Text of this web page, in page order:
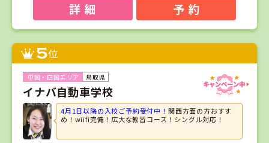
詳 細 予 約
5位
鳥取県
イナバ自動車学校
4月1日以降の入校ご予約受付中！ 関西方面の方おすす
め！wiifi完備！広大な教習コース！シングル対応！